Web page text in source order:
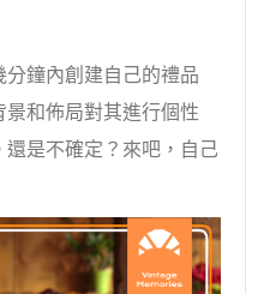
鐘內創建自己的禮品
和佈局對其進行個性
是不確定？來吧，自己